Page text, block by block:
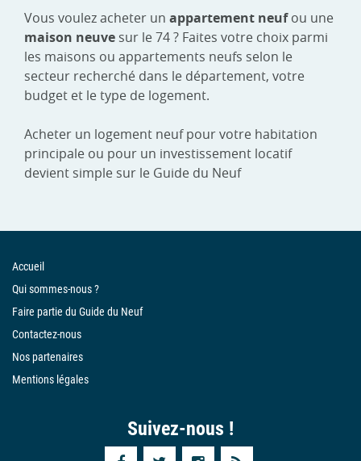
Vous voulez acheter un appartement neufou une
maison neuve sur le 74 ? Faites votre choix parmi
les maisons ou appartements neufs selon le
secteur recherché dans le département, votre
budget et le type de logement.
Acheter un logement neuf pour votre habitation
principale ou pour un investissement locatif
devient simple sur le Guide du Neuf
Accueil
Qui sommes-nous ?
Faire partie du Guide du Neuf
Contactez-nous
Nos partenaires
Mentions légales
Suivez-nous !